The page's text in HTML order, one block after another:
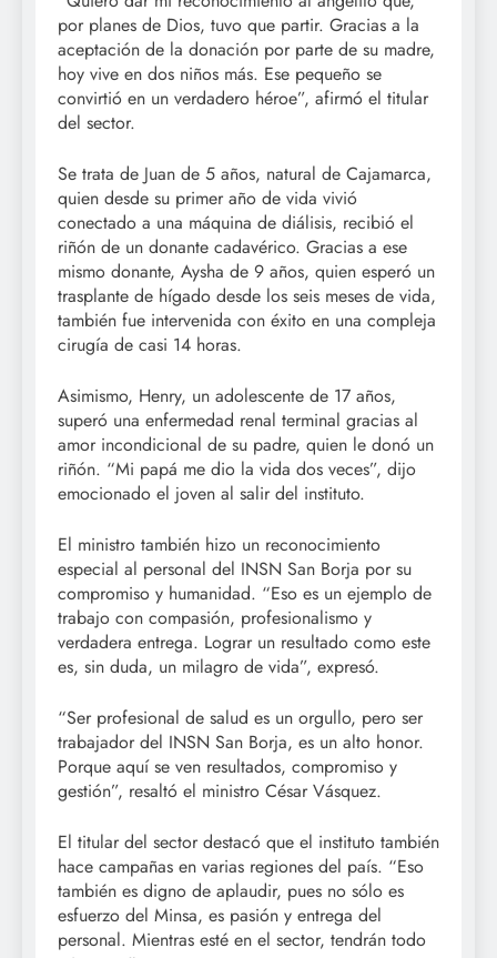
por planes de Dios, tuvo que partir. Gracias a la
aceptación de la donación por parte de su madre,
hoy vive en dos niños más. Ese pequeño se
convirtió en un verdadero héroe”, afirmó el titular
del sector.
Se trata de Juan de 5 años, natural de Cajamarca,
quien desde su primer año de vida vivió
conectado a una máquina de diálisis, recibió el
riñón de un donante cadavérico. Gracias a ese
mismo donante, Aysha de 9 años, quien esperó un
trasplante de hígado desde los seis meses de vida,
también fue intervenida con éxito en una compleja
cirugía de casi 14 horas.
Asimismo, Henry, un adolescente de 17 años,
superó una enfermedad renal terminal gracias al
amor incondicional de su padre, quien le donó un
riñón. “Mi papá me dio la vida dos veces”, dijo
emocionado el joven al salir del instituto.
El ministro también hizo un reconocimiento
especial al personal del INSN San Borja por su
compromiso y humanidad. “Eso es un ejemplo de
trabajo con compasión, profesionalismo y
verdadera entrega. Lograr un resultado como este
es, sin duda, un milagro de vida”, expresó.
“Ser profesional de salud es un orgullo, pero ser
trabajador del INSN San Borja, es un alto honor.
Porque aquí se ven resultados, compromiso y
gestión”, resaltó el ministro César Vásquez.
El titular del sector destacó que el instituto también
hace campañas en varias regiones del país. “Eso
también es digno de aplaudir, pues no sólo es
esfuerzo del Minsa, es pasión y entrega del
personal. Mientras esté en el sector, tendrán todo